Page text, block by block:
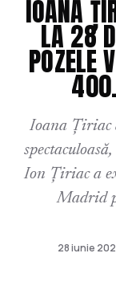
IOANA
LA 28
POZELE
Ioana Țiriac
Ion Țiriac a
Madrid
28 iunie